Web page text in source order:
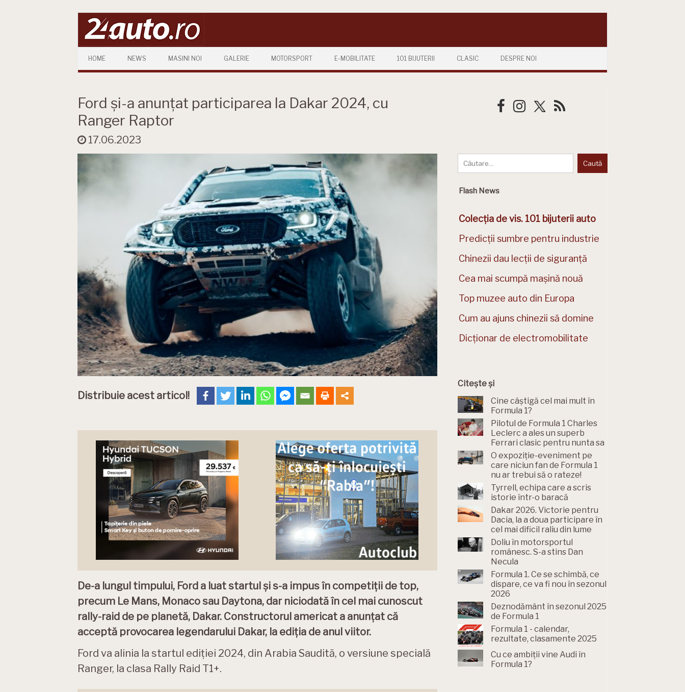
HOME NEWS MASINI NOI GALERIE MOTORSPORT E-MOBILITATE 101 BIJUTERII CLASIC DESPRE NOI
Ford și-a anunțat participarea la Dakar 2024, cu
Ranger Raptor
17.06.2023
Distribuie acest articol!
De-a lungul timpului, Ford a luat startul și s-a impus în competiții de top,
precum Le Mans, Monaco sau Daytona, dar niciodată în cel mai cunoscut
rally-raid de pe planetă, Dakar. Constructorul americat a anunțat că
acceptă provocarea legendarului Dakar, la ediția de anul viitor.
Ford va alinia la startul ediției 2024, din Arabia Saudită, o versiune specială
Ranger, la clasa Rally Raid T1+.
Flash News
Colecția de vis. 101 bijuterii auto
Predicții sumbre pentru industrie
Chinezii dau lecții de siguranță
Cea mai scumpă mașină nouă
Top muzee auto din Europa
Cum au ajuns chinezii să domine
Dicționar de electromobilitate
Citește și
Cine câștigă cel mai mult în
Formula 1?
Pilotul de Formula 1 Charles
Leclerc a ales un superb
Ferrari clasic pentru nunta sa
O expoziție-eveniment pe
care niciun fan de Formula 1
nu ar trebui să o rateze!
Tyrrell, echipa care a scris
istorie într-o baracă
Dakar 2026. Victorie pentru
Dacia, la a doua participare în
cel mai dificil raliu din lume
Doliu în motorsportul
românesc. S-a stins Dan
Necula
Formula 1. Ce se schimbă, ce
dispare, ce va fi nou în sezonul
2026
Deznodământ în sezonul 2025
de Formula 1
Formula 1 - calendar,
rezultate, clasamente 2025
Cu ce ambiții vine Audi în
Formula 1?